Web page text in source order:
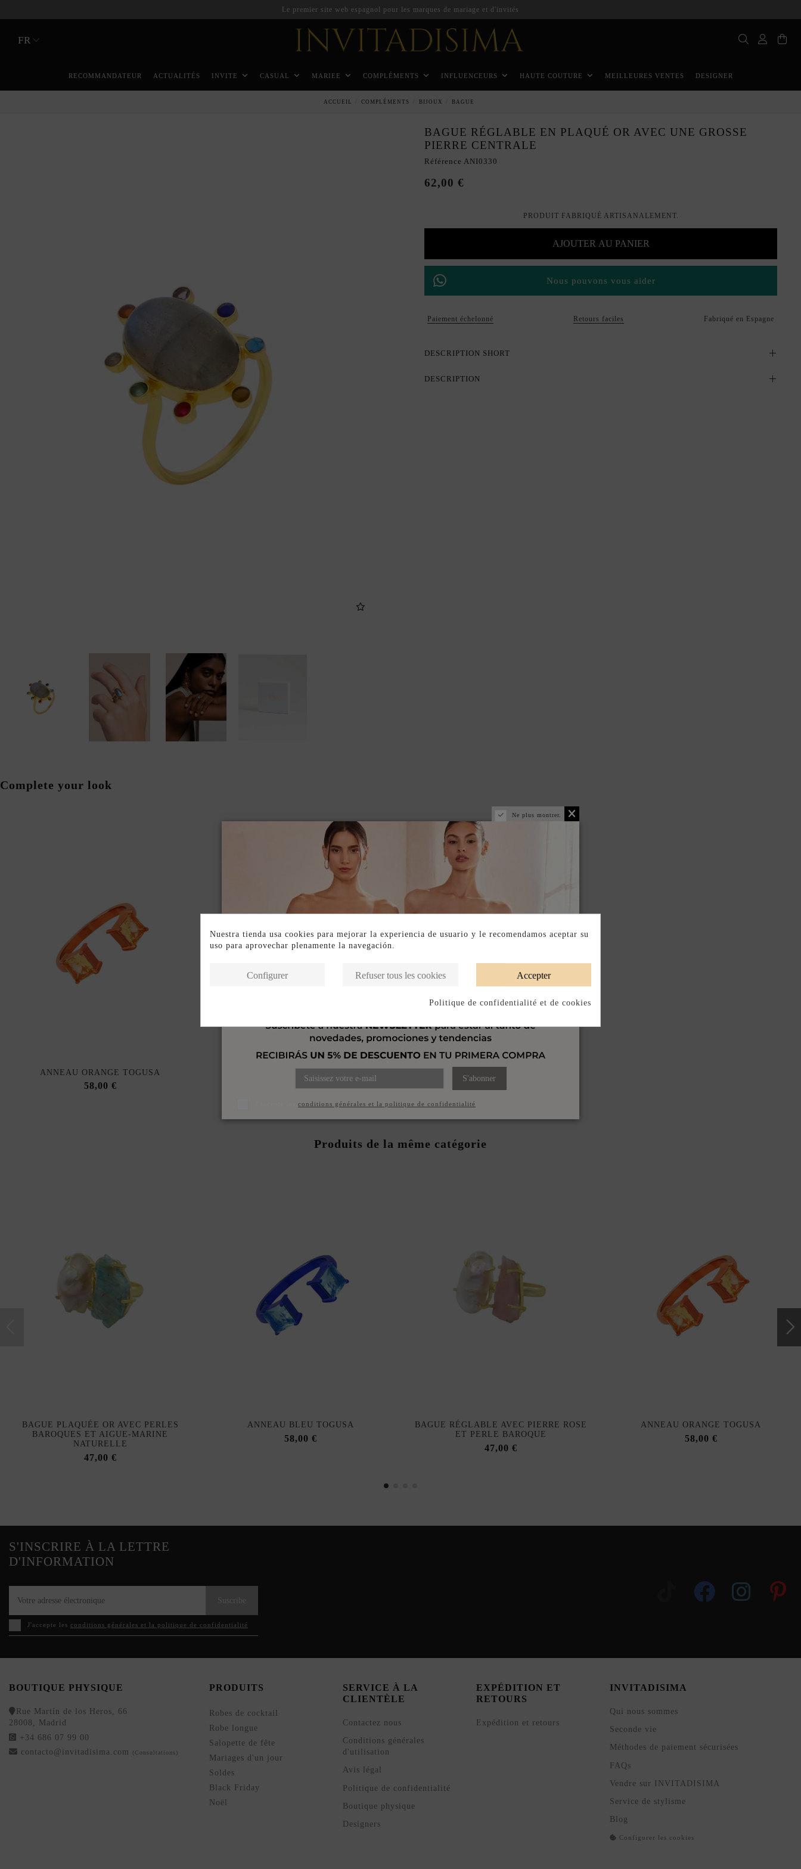
Le premier site web espagnol pour les marques de mariage et d'invités
FR
RECOMMANDATEUR ACTUALITÉS INVITE CASUAL MARIEE COMPLÉMENTS INFLUENCEURS HAUTE COUTURE MEILLEURES VENTES DESIGNER
ACCUEIL COMPLÉMENTS BIJOUX BAGUE
BAGUE RÉGLABLE EN PLAQUÉ OR AVEC UNE GROSSE
PIERRE CENTRALE
Référence ANI0330
62,00 €
PRODUIT FABRIQUÉ ARTISANALEMENT.
AJOUTER AU PANIER
Nous pouvons vous aider
Paiement échelonné Retours faciles Fabriqué en Espagne
DESCRIPTION SHORT
DESCRIPTION
Complete your look
ANNEAU ORANGE TOGUSA
58,00 €
PRÉCIEUSE
Produits de la même catégorie
BAGUE PLAQUÉE OR AVEC PERLES
BAROQUES ET AIGUE-MARINE
NATURELLE
47,00 €
ANNEAU BLEU TOGUSA
58,00 €
BAGUE RÉGLABLE AVEC PIERRE ROSE
ET PERLE BAROQUE
47,00 €
ANNEAU ORANGE TOGUSA
58,00 €
S'INSCRIRE À LA LETTRE
D'INFORMATION
J'accepte les conditions générales et la politique de confidentialité
BOUTIQUE PHYSIQUE
Rue Martín de los Heros, 66
28008, Madrid
+34 686 07 99 00
contacto@invitadisima.com
(Consultations)
PRODUITS
Robes de cocktail
Robe longue
Salopette de fête
Mariages d'un jour
Soldes
Black Friday
Noël
SERVICE À LA
CLIENTÈLE
Contactez nous
Conditions générales
d'utilisation
Avis légal
Politique de confidentialité
Boutique physique
Designers
EXPÉDITION ET
RETOURS
Expédition et retours
INVITADISIMA
Qui nous sommes
Seconde vie
Méthodes de paiement sécurisées
FAQs
Vendre sur INVITADISIMA
Service de stylisme
Blog
Configurer les cookies
Ne plus montrer.
S'abonner
conditions générales et la politique de confidentialité
Nuestra tienda usa cookies para mejorar la experiencia de usuario y le recomendamos aceptar su
uso para aprovechar plenamente la navegación.
Accepter
Refuser tous les cookies
Configurer
Politique de confidentialité et de cookies